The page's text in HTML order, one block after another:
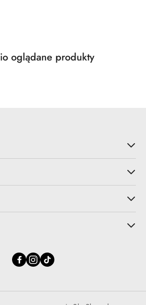
produktów
oglądane produkty